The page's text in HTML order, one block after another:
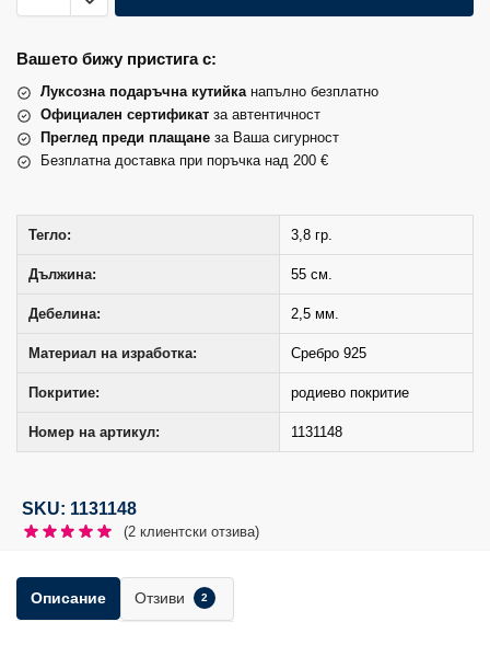
Вашето бижу пристига с:
Луксозна подаръчна кутийканапълно безплатно
Официален сертификат за автентичност
Преглед преди плащане за Ваша сигурност
Безплатна доставка при поръчка над 200 €
Тегло: 3,8 гр.
Дължина: 55 см.
Дебелина: 2,5 мм.
Материал на изработка: Сребро 925
Покритие: родиево покритие
Номер на артикул: 1131148
SKU: 1131148
(2 клиентски отзива)
Описание Отзиви 2